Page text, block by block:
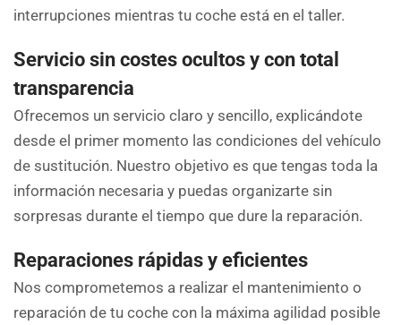
interrupciones mientras tu coche está en el taller.
Servicio sin costes ocultos y con total
transparencia
Ofrecemos un servicio claro y sencillo, explicándote
desde el primer momento las condiciones del vehículo
de sustitución. Nuestro objetivo es que tengas toda la
información necesaria y puedas organizarte sin
sorpresas durante el tiempo que dure la reparación.
Reparaciones rápidas y eficientes
Nos comprometemos a realizar el mantenimiento o
reparación de tu coche con la máxima agilidad posible